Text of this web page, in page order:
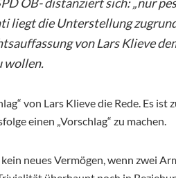
liegt die Unterstellung
von Lars Klieve
wollen.
von Lars Klieve die Rede. Es ist
einen „Vorschlag“ zu machen.
neues Vermögen, wenn zwei